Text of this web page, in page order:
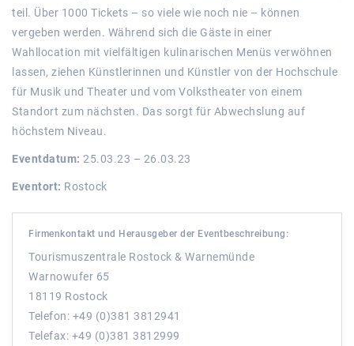
teil. Über 1000 Tickets – so viele wie noch nie – können
vergeben werden. Während sich die Gäste in einer
Wahllocation mit vielfältigen kulinarischen Menüs verwöhnen
lassen, ziehen Künstlerinnen und Künstler von der Hochschule
für Musik und Theater und vom Volkstheater von einem
Standort zum nächsten. Das sorgt für Abwechslung auf
höchstem Niveau.
Eventdatum: 25.03.23 – 26.03.23
Eventort: Rostock
Firmenkontakt und Herausgeber der Eventbeschreibung:
Tourismuszentrale Rostock & Warnemünde
Warnowufer 65
18119 Rostock
Telefon: +49 (0)381 3812941
Telefax: +49 (0)381 3812999